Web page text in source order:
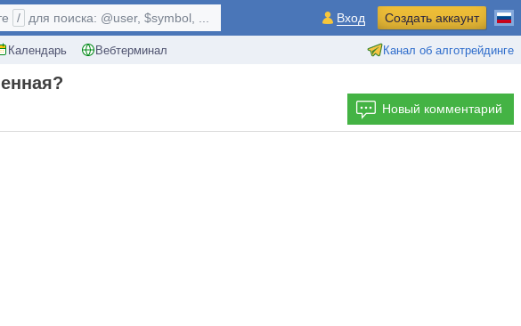
Календарь Вебтерминал Канал об алготрейдинге
/ для поиска: @user, $symbol, ... Вход Создать аккаунт
Новый комментарий